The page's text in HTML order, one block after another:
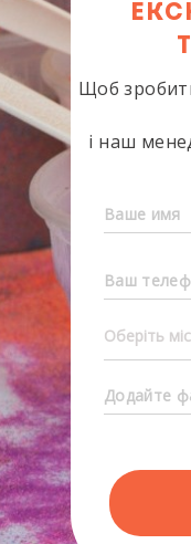
Щоб
і наш
Оберіть
Додайте